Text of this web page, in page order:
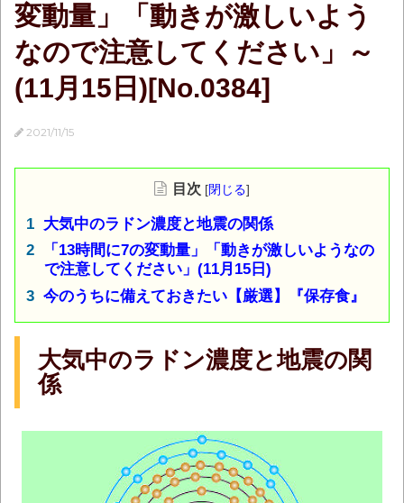
変動量」「動きが激しいよう
なので注意してください」～
(11月15日)[No.0384]
2021/11/15
目次 [閉じる]
大気中のラドン濃度と地震の関係
「13時間に7の変動量」「動きが激しいようなの
で注意してください」(11月15日)
今のうちに備えておきたい【厳選】『保存食』
大気中のラドン濃度と地震の関
係